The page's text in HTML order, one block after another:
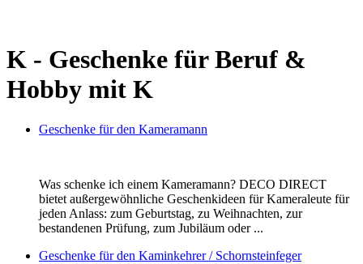
K - Geschenke für Beruf &
Hobby mit K
Geschenke für den Kameramann
Was schenke ich einem Kameramann? DECO DIRECT
bietet außergewöhnliche Geschenkideen für Kameraleute für
jeden Anlass: zum Geburtstag, zu Weihnachten, zur
bestandenen Prüfung, zum Jubiläum oder ...
Geschenke für den Kaminkehrer / Schornsteinfeger